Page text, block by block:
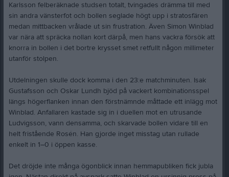
Karlsson felberäknade studsen totalt, tvingades drämma till med
sin andra vänsterfot och bollen seglade högt upp i stratosfären
medan mittbacken vrålade ut sin frustration. Även Simon Winblad
var nära att spräcka nollan kort därpå, men hans vackra försök att
knorra in bollen i det bortre krysset smet retfullt någon millimeter
utanför stolpen.
Utdelningen skulle dock komma i den 23:e matchminuten. Isak
Gustafsson och Oskar Lundh bjöd på vackert kombinationsspel
längs högerflanken innan den förstnämnde måttade ett inlägg mot
Winblad. Anfallaren kastade sig in i duellen mot en utrusande
Ludvigsson, vann densamma, och skarvade bollen vidare till en
helt fristående Rosén. Han gjorde inget misstag utan rullade
enkelt in 1–0 i öppen kasse.
Det dröjde inte många ögonblick innan hemmapubliken fick jubla